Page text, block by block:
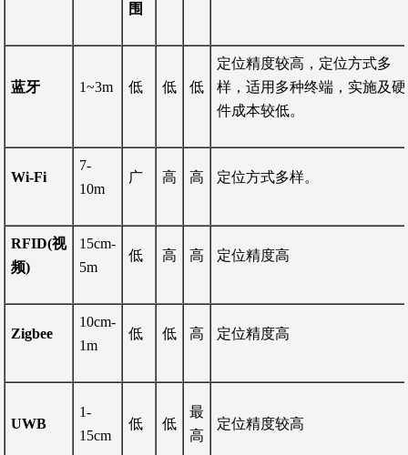
围
蓝牙 1~3m 低 低 低
定位精度较高，定位方式多
样，适用多种终端，实施及硬
件成本较低。
Wi-Fi
7-
10m
广 高 高 定位方式多样。
RFID(视
频)
15cm-
5m
低 高 高 定位精度高
Zigbee
10cm-
1m
低 低 高 定位精度高
UWB
1-
15cm
低 低
最
高
定位精度较高